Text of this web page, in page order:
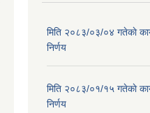
मिति २०८३/०३/०४ गतेकाे
निर्णय
मिति २०८३/०१/१५ गतेकाे
निर्णय